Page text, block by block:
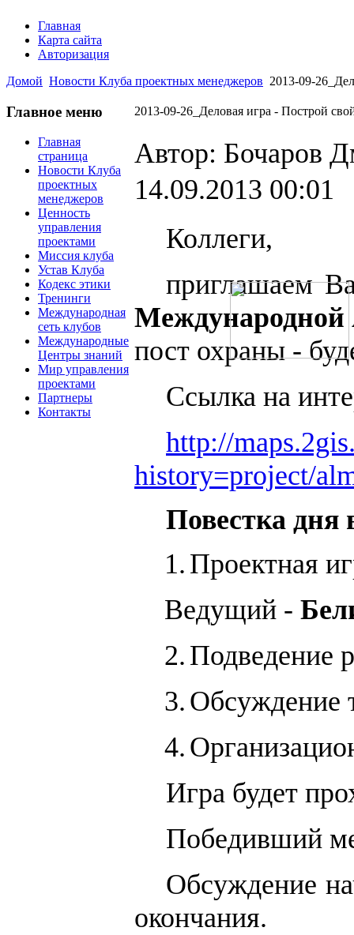
Главная
Карта сайта
Авторизация
Домой Новости Клуба проектных менеджеров 2013-09-
Главное меню
Главная
страница
Новости Клуба
проектных
менеджеров
Ценность
управления
проектами
Миссия клуба
Устав Клуба
Кодекс этики
Тренинги
Международная
сеть клубов
Международные
Центры знаний
Мир управления
проектами
Партнеры
Контакты
2013-09-26_Деловая игра - Построй
Автор: Бочаров
14.09.2013 00:01
Коллеги,
приглашаем
пост охраны -
Ссылка на
http://
history=project/
Повестка дня
1. Проектная
Ведущий -
2. Подведение
3. Обсуждение
4.
Игра будет
Победивший
Обсуждение
окончания.